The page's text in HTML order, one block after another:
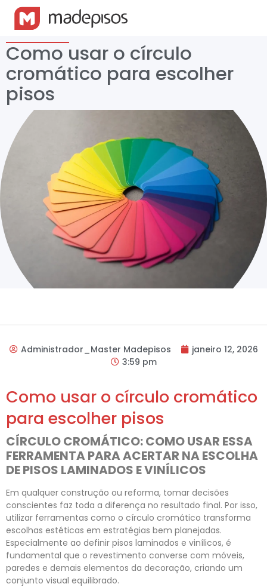
Como usar o círculo
cromático para escolher
pisos
Administrador_Master Madepisos
janeiro 12, 2026
3:59 pm
Como usar o círculo cromático
para escolher pisos
CÍRCULO CROMÁTICO: COMO USAR ESSA
FERRAMENTA PARA ACERTAR NA ESCOLHA
DE PISOS LAMINADOS E VINÍLICOS
Em qualquer construção ou reforma, tomar decisões
conscientes faz toda a diferença no resultado final. Por isso,
utilizar ferramentas como o círculo cromático transforma
escolhas estéticas em estratégias bem planejadas.
Especialmente ao definir pisos laminados e vinílicos, é
fundamental que o revestimento converse com móveis,
paredes e demais elementos da decoração, criando um
conjunto visual equilibrado.